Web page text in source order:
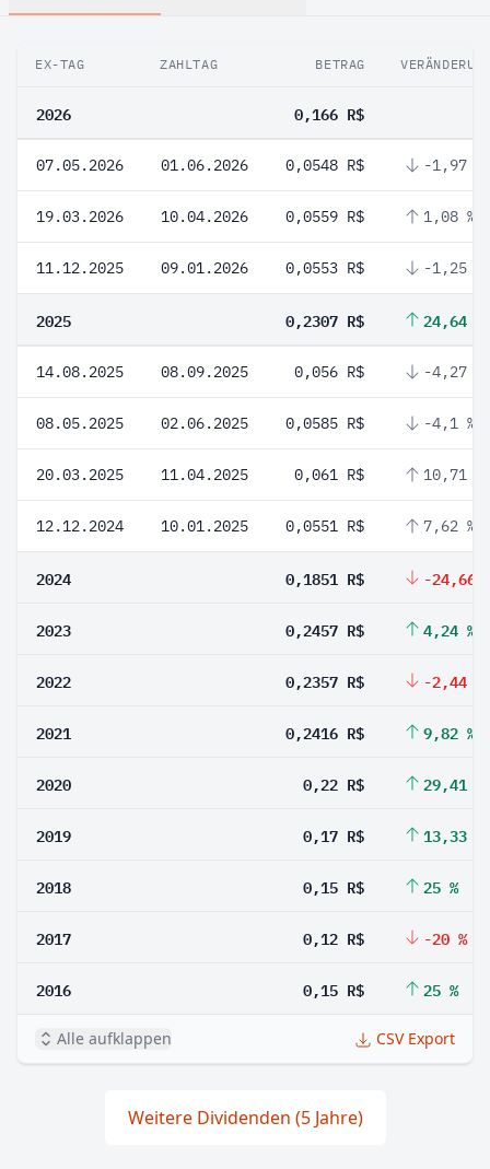
EX-TAG ZAHLTAG BETRAG
2026 0,166 R$
07.05.2026 01.06.2026 0,0548 R$ -1,97 %
19.03.2026 10.04.2026 0,0559 R$ 1,08 %
11.12.2025 09.01.2026 0,0553 R$ -1,25 %
2025 0,2307 R$ 24,64 %
14.08.2025 08.09.2025 0,056 R$ -4,27 %
08.05.2025 02.06.2025 0,0585 R$ -4,1 %
20.03.2025 11.04.2025 0,061 R$ 10,71 %
12.12.2024 10.01.2025 0,0551 R$ 7,62 %
2024 0,1851 R$ -24,66
2023 0,2457 R$ 4,24 %
2022 0,2357 R$ -2,44 %
2021 0,2416 R$ 9,82 %
2020 0,22 R$ 29,41 %
2019 0,17 R$ 13,33 %
2018 0,15 R$ 25 %
2017 0,12 R$ -20 %
2016 0,15 R$ 25 %
Alle aufklappen CSV Export
Weitere Dividenden (5 Jahre)